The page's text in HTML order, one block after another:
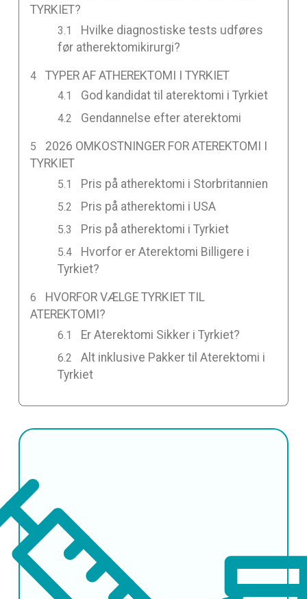
TYRKIET?
Hvilke diagnostiske tests udføres
før atherektomikirurgi?
TYPER AF ATHEREKTOMI I TYRKIET
God kandidat til aterektomi i Tyrkiet
Gendannelse efter aterektomi
2026 OMKOSTNINGER FOR ATEREKTOMI I
TYRKIET
Pris på atherektomi i Storbritannien
Pris på atherektomi i USA
Pris på atherektomi i Tyrkiet
Hvorfor er Aterektomi Billigere i
Tyrkiet?
HVORFOR VÆLGE TYRKIET TIL
ATEREKTOMI?
Er Aterektomi Sikker i Tyrkiet?
Alt inklusive Pakker til Aterektomi i
Tyrkiet